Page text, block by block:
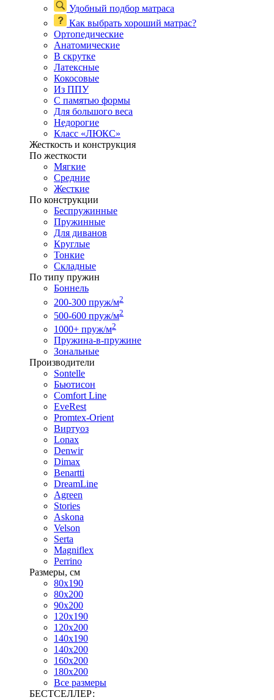
Удобный подбор матраса
Как выбрать хороший матрас?
Ортопедические
Анатомические
В скрутке
Латексные
Кокосовые
Из ППУ
С памятью формы
Для большого веса
Недорогие
Класс «ЛЮКС»
Жесткость и конструкция
По жесткости
Мягкие
Средние
Жесткие
По конструкции
Беспружинные
Пружинные
Для диванов
Круглые
Тонкие
Складные
По типу пружин
Боннель
200-300 пруж/м2
500-600 пруж/м2
1000+ пруж/м2
Пружина-в-пружине
Зональные
Производители
Sontelle
Бьютисон
Comfort Line
EveRest
Promtex-Orient
Виртуоз
Lonax
Denwir
Dimax
Benartti
DreamLine
Agreen
Stories
Askona
Velson
Serta
Magniflex
Perrino
Размеры, см
80х190
80х200
90х200
120х190
120х200
140х190
140х200
160х200
180х200
Все размеры
БЕСТСЕЛЛЕР: